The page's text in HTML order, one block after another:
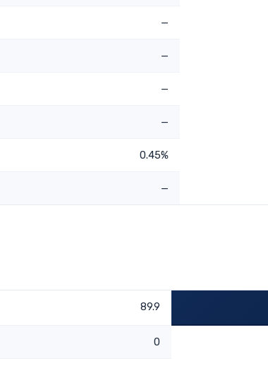
—
—
—
—
0.45%
—
89.9
0